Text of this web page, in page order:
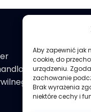
Aby zapewnić jak
cookie, do
urządzeniu.
zachowanie
Brak wyrażenia
niektóre cechy i